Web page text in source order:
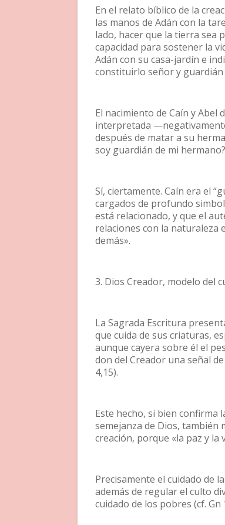
En el relato bíblico de la
las manos de Adán con la
lado, hacer que la tierra sea
capacidad para sostener la
Adán con su casa-jardín e
constituirlo señor y guardián
El nacimiento de Caín y
interpretada
después de matar a su
soy guardián de mi
Sí, ciertamente. Caín era el
cargados de profundo
está relacionado, y que el
relaciones con la naturaleza
demás».
3. Dios Creador, modelo del
La Sagrada Escritura
que cuida de sus criaturas,
aunque cayera sobre él el
don del Creador una señal
4,15).
Este hecho, si bien confirma
semejanza de Dios, también
creación, porque «la paz y
Precisamente el cuidado de
además de regular el culto
cuidado de los pobres (cf. Gn